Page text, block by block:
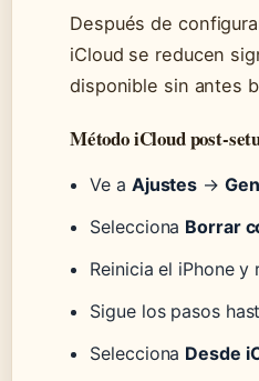
Después de
iCloud se reducen
disponible sin antes
Método iCloud post-
Ve a Ajustes →
Selecciona Borrar
Reinicia el iPhone
Sigue los pasos
Selecciona Desde